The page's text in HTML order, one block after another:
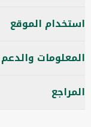
استخدام الموقع
المعلومات والدعم
المراجع